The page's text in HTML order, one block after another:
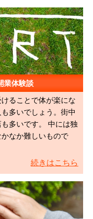
業体験談
ることで体が楽にな
多いでしょう。街中
多いです。 中には独
なか難しいもので
続きはこちら